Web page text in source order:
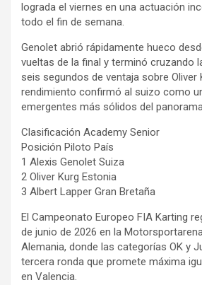
lograda el viernes en una actuación
todo el fin de semana.
Genolet abrió rápidamente hueco
vueltas de la final y terminó cruzando
seis segundos de ventaja sobre Oliver
rendimiento confirmó al suizo como
emergentes más sólidos del
Clasificación Academy Senior
Posición Piloto País
1 Alexis Genolet Suiza
2 Oliver Kurg Estonia
3 Albert Lapper Gran Bretaña
El Campeonato Europeo FIA Karting
de junio de 2026 en la
Alemania, donde las categorías OK y
tercera ronda que promete máxima
en Valencia.